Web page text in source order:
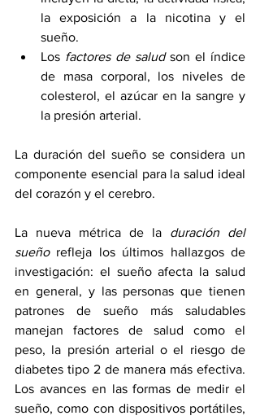
la exposición a la nicotina y el
sueño.
Los factores de salud son el índice
de masa corporal, los niveles de
colesterol, el azúcar en la sangre y
la presión arterial.
La duración del sueño se considera un
componente esencial para la salud ideal
del corazón y el cerebro.
La nueva métrica de la duración del
sueño refleja los últimos hallazgos de
investigación: el sueño afecta la salud
en general, y las personas que tienen
patrones de sueño más saludables
manejan factores de salud como el
peso, la presión arterial o el riesgo de
diabetes tipo 2 de manera más efectiva.
Los avances en las formas de medir el
sueño, como con dispositivos portátiles,